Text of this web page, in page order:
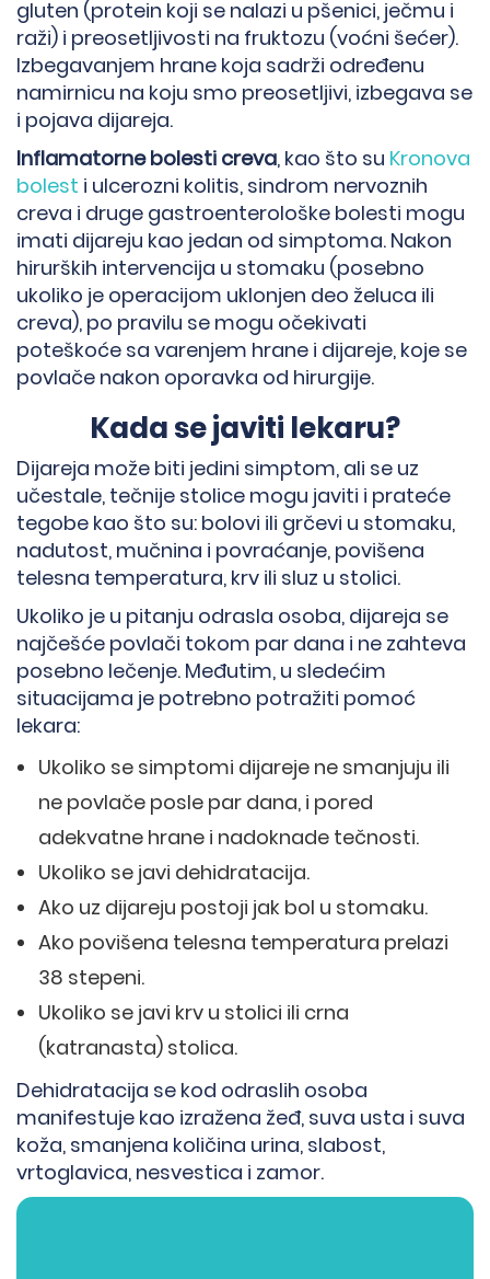
gluten (protein koji se nalazi u pšenici, ječmu i
raži) i preosetljivosti na fruktozu (voćni šećer).
Izbegavanjem hrane koja sadrži određenu
namirnicu na koju smo preosetljivi, izbegava se
i pojava dijareja.
Inflamatorne bolesti creva, kao što su Kronova
bolest i ulcerozni kolitis, sindrom nervoznih
creva i druge gastroenterološke bolesti mogu
imati dijareju kao jedan od simptoma. Nakon
hirurških intervencija u stomaku (posebno
ukoliko je operacijom uklonjen deo želuca ili
creva), po pravilu se mogu očekivati
poteškoće sa varenjem hrane i dijareje, koje se
povlače nakon oporavka od hirurgije.
Kada se javiti lekaru?
Dijareja može biti jedini simptom, ali se uz
učestale, tečnije stolice mogu javiti i prateće
tegobe kao što su: bolovi ili grčevi u stomaku,
nadutost, mučnina i povraćanje, povišena
telesna temperatura, krv ili sluz u stolici.
Ukoliko je u pitanju odrasla osoba, dijareja se
najčešće povlači tokom par dana i ne zahteva
posebno lečenje. Međutim, u sledećim
situacijama je potrebno potražiti pomoć
lekara:
Ukoliko se simptomi dijareje ne smanjuju ili
ne povlače posle par dana, i pored
adekvatne hrane i nadoknade tečnosti.
Ukoliko se javi dehidratacija.
Ako uz dijareju postoji jak bol u stomaku.
Ako povišena telesna temperatura prelazi
38 stepeni.
Ukoliko se javi krv u stolici ili crna
(katranasta) stolica.
Dehidratacija se kod odraslih osoba
manifestuje kao izražena žeđ, suva usta i suva
koža, smanjena količina urina, slabost,
vrtoglavica, nesvestica i zamor.
→